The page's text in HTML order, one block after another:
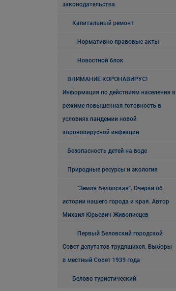
законодательства
Капитальный ремонт
Нормативно правовые акты
Новостной блок
ВНИМАНИЕ КОРОНАВИРУС!
Информация по действиям населения в
режиме повышенная готовность в
условиях пандемии новой
короновирусной инфекции
Безопасность детей на воде
Природные ресурсы и экология
"Земля Беловская". Очерки об
истории нашего города и края. Автор
Михаил Юрьевич Живописцев
Первый Беловский городской
Совет депутатов трудящихся. Выборы
в местный Совет 1939 года
Белово туристический